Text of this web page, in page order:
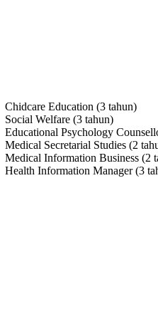
Chidcare Education (3 tahun)
Social Welfare (3 tahun)
Educational Psychology
Medical Secretarial Studies (2
Medical Information Business (2
Health Information Manager (3